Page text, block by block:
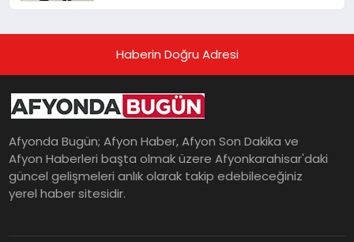
Haberin Doğru Adresi
Afyonda Bugün; Afyon Haber, Afyon Son Dakika ve
Afyon Haberleri başta olmak üzere Afyonkarahisar'daki
güncel gelişmeleri anlık olarak takip edebileceğiniz
yerel haber sitesidir.